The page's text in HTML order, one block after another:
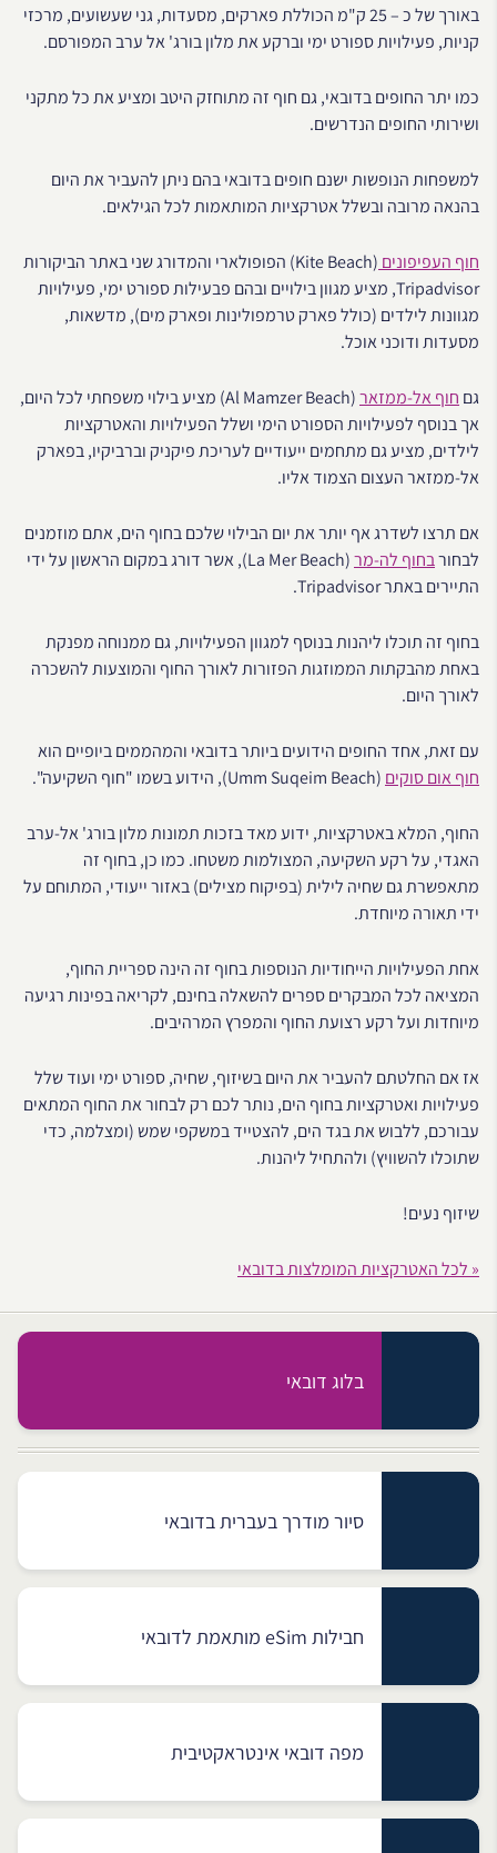
באורך של כ – 25 ק"מ הכוללת פארקים, מסעדות, גני שעשועים, מרכזי
קניות, פעילויות ספורט ימי וברקע את מלון בורג' אל ערב המפורסם.
כמו יתר החופים בדובאי, גם חוף זה מתוחזק היטב ומציע את כל מתקני
ושירותי החופים הנדרשים.
למשפחות הנופשות ישנם חופים בדובאי בהם ניתן להעביר את היום
בהנאה מרובה ובשלל אטרקציות המותאמות לכל הגילאים.
חוף העפיפונים
(Kite Beach) הפופולארי והמדורג שני באתר הביקורות
Tripadvisor, מציע מגוון בילויים ובהם פבעילות ספורט ימי, פעילויות
מגוונות לילדים (כולל פארק טרמפולינות ופארק מים), מדשאות,
מסעדות ודוכני אוכל.
גם חוף אל-ממזאר
(Al Mamzer Beach) מציע בילוי משפחתי לכל היום,
אך בנוסף לפעילויות הספורט הימי ושלל הפעילויות והאטרקציות
לילדים, מציע גם מתחמים ייעודיים לעריכת פיקניק וברביקיו, בפארק
אל-ממזאר העצום הצמוד אליו.
אם תרצו לשדרג אף יותר את יום הבילוי שלכם בחוף הים, אתם מוזמנים
לבחורבחוף לה-מר
(La Mer Beach), אשר דורג במקום הראשון על ידי
התיירים באתר Tripadvisor.
בחוף זה תוכלו ליהנות בנוסף למגוון הפעילויות, גם ממנוחה מפנקת
באחת מהבקתות הממוזגות הפזורות לאורך החוף והמוצעות להשכרה
לאורך היום.
עם זאת, אחד החופים הידועים ביותר בדובאי והמהממים ביופיים הוא
חוף אום סוקים (Umm Suqeim Beach), הידוע בשמו "חוף השקיעה".
החוף, המלא באטרקציות, ידוע מאד בזכות תמונות מלון בורג' אל-ערב
האגדי, על רקע השקיעה, המצולמות משטחו. כמו כן, בחוף זה
מתאפשרת גם שחיה לילית (בפיקוח מצילים) באזור ייעודי, המתוחם על
ידי תאורה מיוחדת.
אחת הפעילויות הייחודיות הנוספות בחוף זה הינה ספריית החוף,
המציאה לכל המבקרים ספרים להשאלה בחינם, לקריאה בפינות רגיעה
מיוחדות ועל רקע רצועת החוף והמפרץ המרהיבים.
אז אם החלטתם להעביר את היום בשיזוף, שחיה, ספורט ימי ועוד שלל
פעילויות ואטרקציות בחוף הים, נותר לכם רק לבחור את החוף המתאים
עבורכם, ללבוש את בגד הים, להצטייד במשקפי שמש (ומצלמה, כדי
שתוכלו להשוויץ) ולהתחיל ליהנות.
שיזוף נעים!
« לכל האטרקציות המומלצות בדובאי
בלוג דובאי
סיור מודרך בעברית בדובאי
חבילות eSim מותאמת לדובאי
מפה דובאי אינטראקטיבית